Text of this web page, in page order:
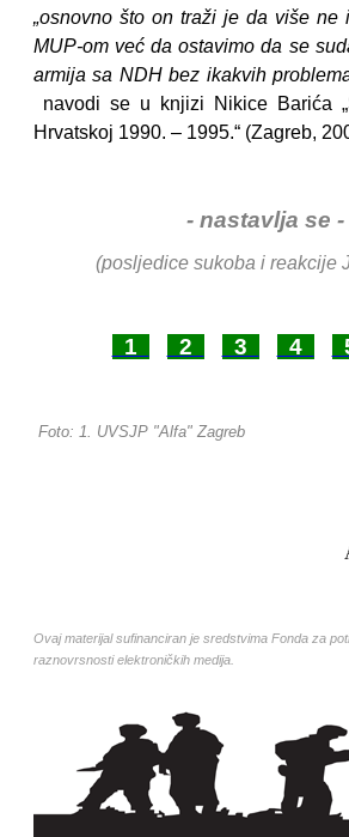
„osnovno što on traži je da više ne
MUP-om već da ostavimo da se
armija sa NDH bez ikakvih
navodi se u knjizi Nikice Barića
Hrvatskoj 1990. – 1995.“ (Zagreb,
- nastavlja se -
(posljedice sukoba i reakcije
1 2 3 4
Foto: 1. UVSJP "Alfa" Zagreb
Ovaj materijal sufinanciran je sredstvima Fonda za
raznovrsnosti elektroničkih medija.